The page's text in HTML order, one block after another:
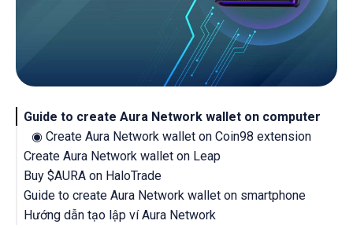
Guide to create Aura Network wallet on computer
◉ Create Aura Network wallet on Coin98 extension
Create Aura Network wallet on Leap
Using Leap Browser extension
Using Leap Mobile Wallet
Buy $AURA on HaloTrade
Guide to create Aura Network wallet on smartphone
◉ Create Aura Network wallet on Coin98 Super App
Hướng dẫn tạo lập ví Aura Network